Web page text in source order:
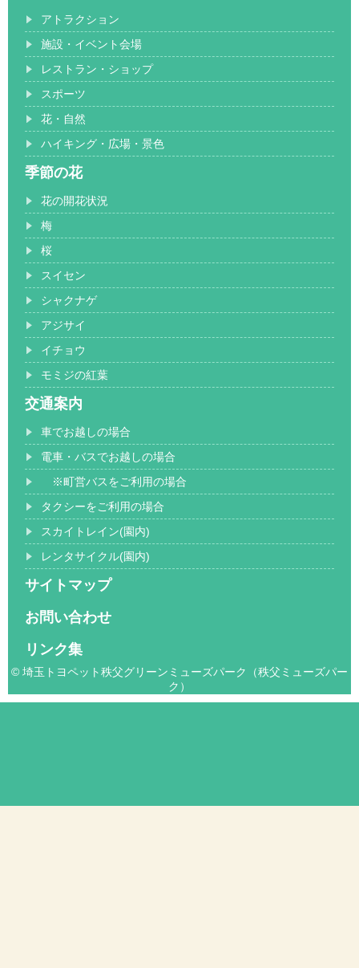
アトラクション
施設・イベント会場
レストラン・ショップ
スポーツ
花・自然
ハイキング・広場・景色
季節の花
花の開花状況
梅
桜
スイセン
シャクナゲ
アジサイ
イチョウ
モミジの紅葉
交通案内
車でお越しの場合
電車・バスでお越しの場合
※町営バスをご利用の場合
タクシーをご利用の場合
スカイトレイン(園内)
レンタサイクル(園内)
サイトマップ
お問い合わせ
リンク集
© 埼玉トヨペット秩父グリーンミューズパーク（秩父ミューズパー
ク）